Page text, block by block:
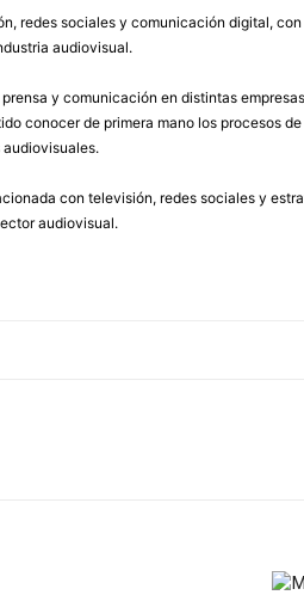
redes sociales y comunicación digital,
audiovisual.
y comunicación en distintas
conocer de primera mano los procesos
con televisión, redes sociales y
audiovisual.